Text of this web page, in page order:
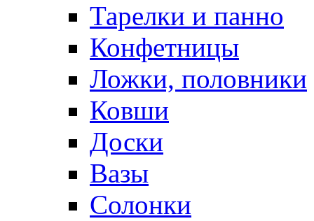
Тарелки и панно
Конфетницы
Ложки, половники
Ковши
Доски
Вазы
Солонки